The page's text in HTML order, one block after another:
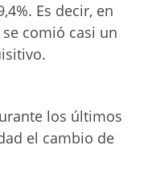
Es decir, en
comió casi un
los últimos
el cambio de